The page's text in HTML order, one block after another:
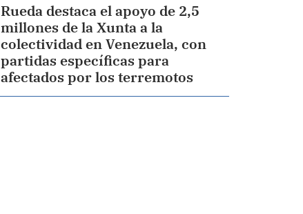
Rueda destaca el apoyo de 2,5
millones de la Xunta a la
colectividad en Venezuela, con
partidas específicas para
afectados por los terremotos